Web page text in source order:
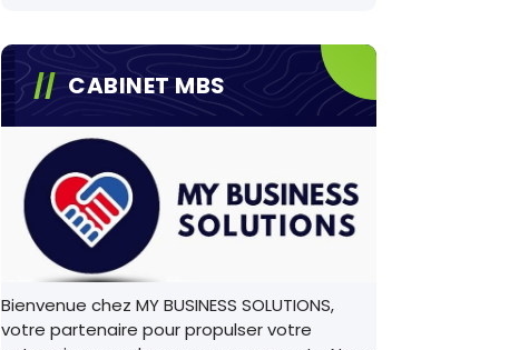
CABINET MBS
Bienvenue chez MY BUSINESS SOLUTIONS,
votre partenaire pour propulser votre